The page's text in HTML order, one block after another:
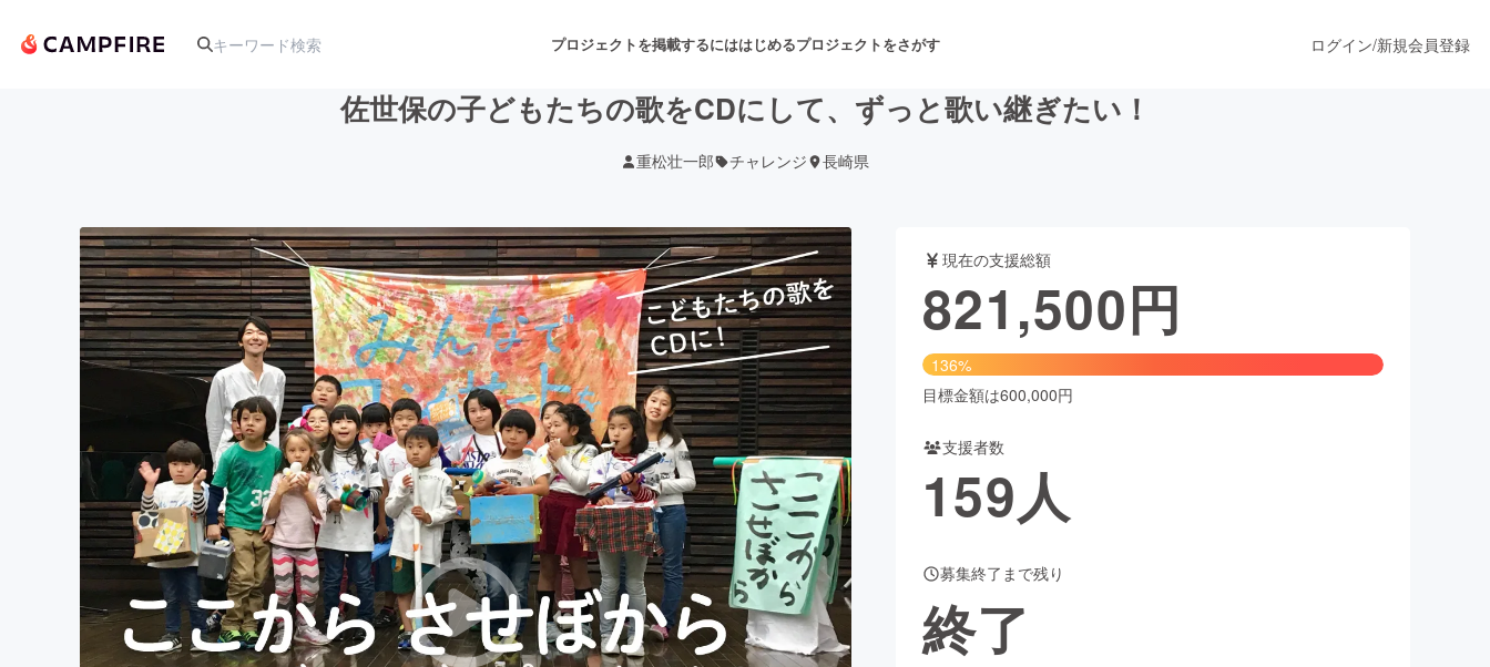
プロジェクトを掲載するにははじめるプロジェクトをさがす
アート・写真 音楽 舞台・パフォーマンス
テクノロジー・ガジェット ゲーム・サービス開発 フード・飲食店 ファッション
映像・映画 書籍・雑誌出版 アニメ・漫画
ビジネス・起業 チャレンジ ビューティー・ヘルスケア
まちづくり・地域活性化
CAMPFIRE for Social GoodCAMPFIRE Creation
CAMPFIREふるさと納税machi-yaコミュニティ
ログイン/新規会員登録
佐世保の子どもたちの歌をCDにして、ずっと歌い継ぎたい！
重松壮一郎 チャレンジ 長崎県
現在の支援総額
821,500円
136%
目標金額は600,000円
支援者数
159人
募集終了まで残り
終了